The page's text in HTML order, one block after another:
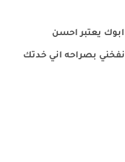
يعتبر احسن
بصراحه اني خدتك